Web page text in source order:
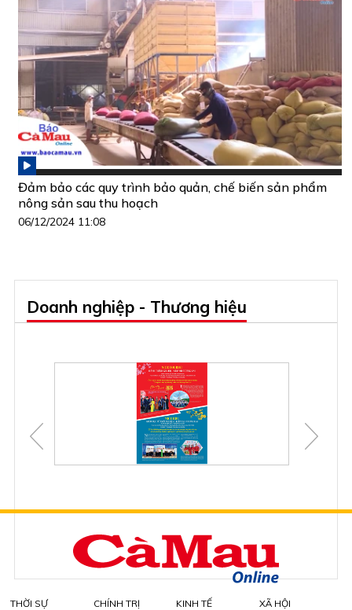
Đảm bảo các quy trình bảo quản, chế biến sản phẩm
nông sản sau thu hoạch
06/12/2024 11:08
Doanh nghiệp - Thương hiệu
THỜI SỰ CHÍNH TRỊ KINH TẾ XÃ HỘI